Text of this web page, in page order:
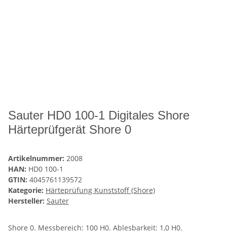
Sauter HD0 100-1 Digitales Shore
Härteprüfgerät Shore 0
Artikelnummer: 2008
HAN: HD0 100-1
GTIN: 4045761139572
Kategorie: Härteprüfung Kunststoff (Shore)
Hersteller: Sauter
Shore 0. Messbereich: 100 H0. Ablesbarkeit: 1,0 H0.